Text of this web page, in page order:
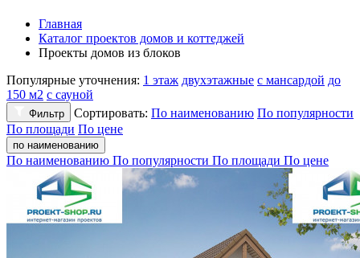
Главная
Каталог проектов домов и коттеджей
Проекты домов из блоков
Популярные уточнения: 1 этаж двухэтажные с мансардой до
150 м2 с сауной
Фильтр Сортировать: По наименованию По популярности
По площади По цене
по наименованию
По наименованию По популярности По площади По цене